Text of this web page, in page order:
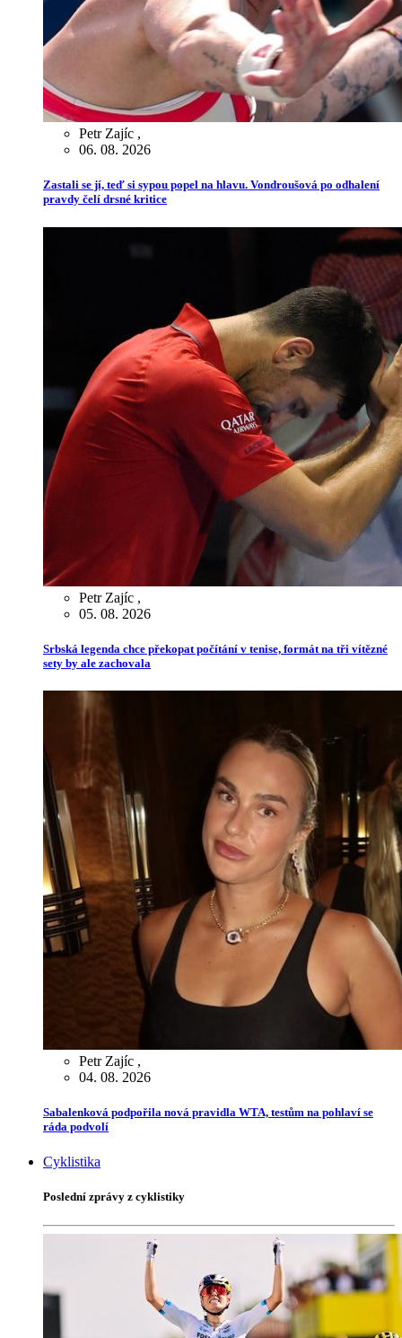
Petr Zajíc ,
06. 08. 2026
Zastali se jí, teď si sypou popel na hlavu. Vondroušová po odhalení
pravdy čelí drsné kritice
Petr Zajíc ,
05. 08. 2026
Srbská legenda chce překopat počítání v tenise, formát na tři vítězné
sety by ale zachovala
Petr Zajíc ,
04. 08. 2026
Sabalenková podpořila nová pravidla WTA, testům na pohlaví se
ráda podvolí
Cyklistika
Poslední zprávy z cyklistiky